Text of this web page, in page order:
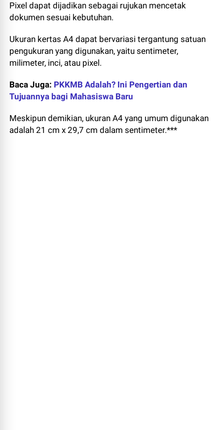
Pixel dapat dijadikan sebagai rujukan mencetak
dokumen sesuai kebutuhan.
Ukuran kertas A4 dapat bervariasi tergantung satuan
pengukuran yang digunakan, yaitu sentimeter,
milimeter, inci, atau pixel.
Baca Juga: PKKMB Adalah? Ini Pengertian dan
Tujuannya bagi Mahasiswa Baru
Meskipun demikian, ukuran A4 yang umum digunakan
adalah 21 cm x 29,7 cm dalam sentimeter.***